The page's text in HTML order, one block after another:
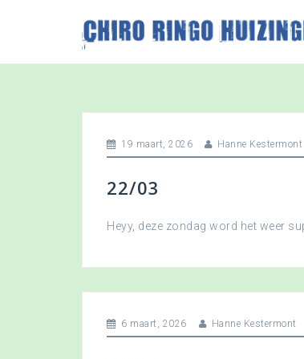
p
19 maart, 2026 Hanne Kestermont
22/03
Heyy, deze zondag word het weer
6 maart, 2026 Hanne Kestermont